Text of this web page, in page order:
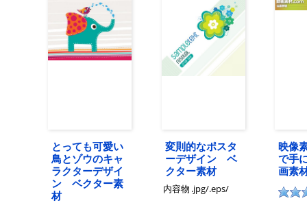
とっても可愛い
鳥とゾウのキャ
ラクターデザイ
ン ベクター素
材
変則的なポスタ
ーデザイン ベ
クター素材
内容物 .jpg/.eps/
映像
で手
画素